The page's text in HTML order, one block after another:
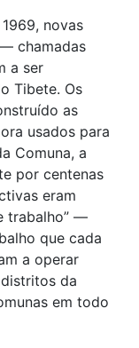
novas
chamadas
a ser
Tibete. Os
as
usados para
Comuna, a
por centenas
eram
trabalho” —
que cada
a operar
da
em todo